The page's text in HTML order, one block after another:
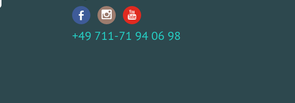
+49 711-71 94 06 98